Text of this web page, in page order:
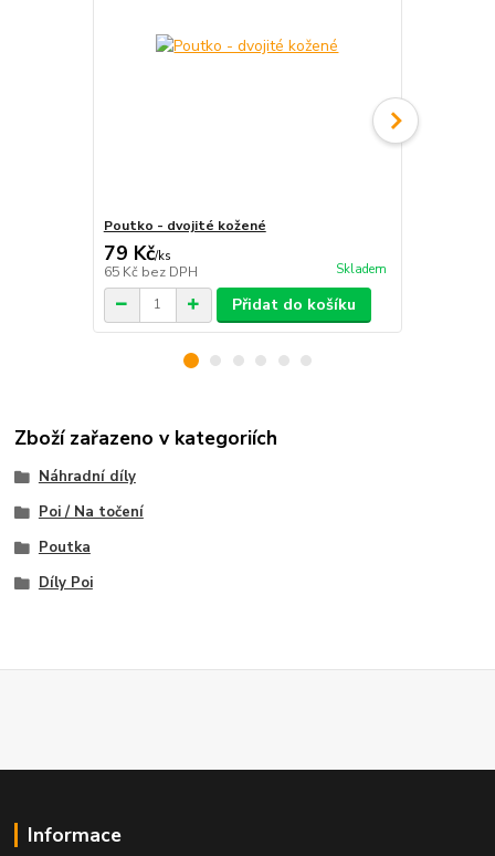
Poutko - dvojité kožené
79 Kč/ks
65 Kč bez DPH Skladem
Přidat do košíku
Zboží zařazeno v kategoriích
Náhradní díly
Poi / Na točení
Poutka
Díly Poi
Informace